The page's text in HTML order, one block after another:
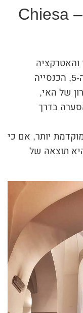
כנסיית סן קוסטנצו – Chiesa
והאטרקציה
היחידה סביב נמל המרינה. מהמאה ה-5, הכנסייה
של האי,
בדרך
יותר, אם כי
תוצאה של